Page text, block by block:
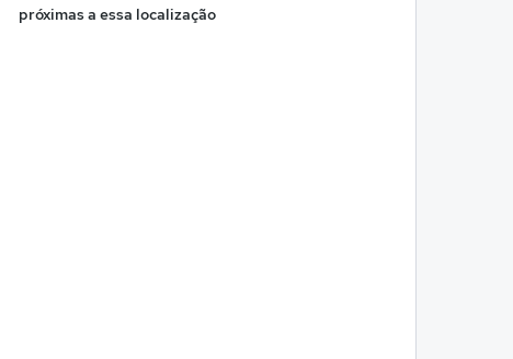
próximas a essa localização